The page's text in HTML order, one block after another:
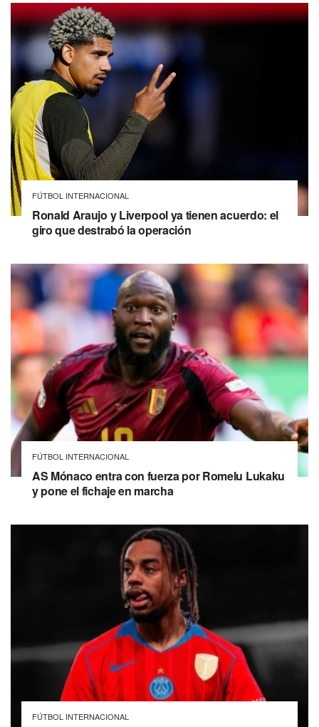
FÚTBOL INTERNACIONAL
Ronald Araujo y Liverpool ya tienen acuerdo: el
giro que destrabó la operación
FÚTBOL INTERNACIONAL
AS Mónaco entra con fuerza por Romelu Lukaku
y pone el fichaje en marcha
FÚTBOL INTERNACIONAL